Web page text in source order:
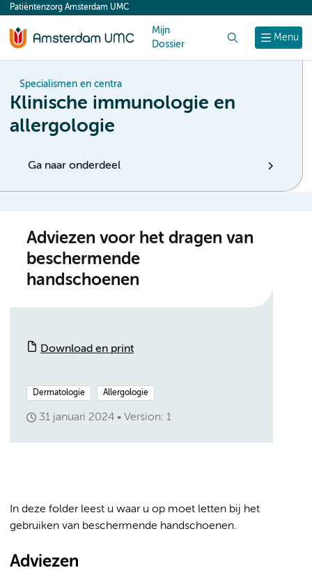
content
Menu
Patiëntenzorg Amsterdam UMC
Mijn
Dossier
Specialismen en centra
Klinische immunologie en
allergologie
Ga naar onderdeel
Adviezen voor het dragen van
beschermende
handschoenen
Download en print
Dermatologie Allergologie
31 januari 2024 Version: 1
In deze folder leest u waar u op moet letten bij het
gebruiken van beschermende handschoenen.
Adviezen